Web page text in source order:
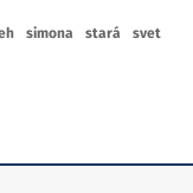
simona stará svet